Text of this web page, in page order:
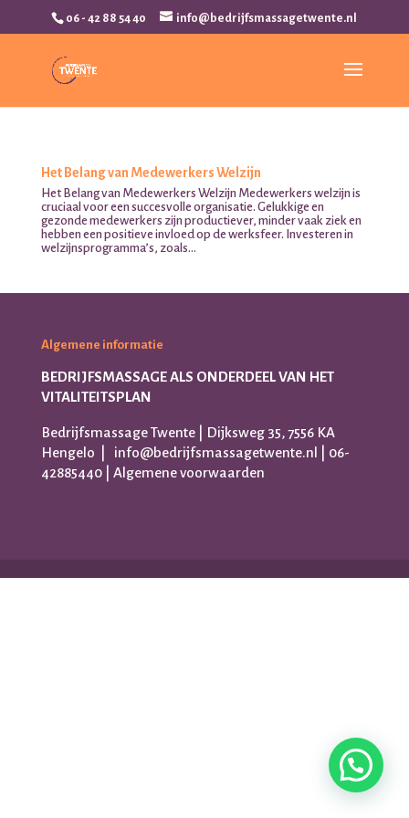
06 - 42 88 54 40 info@bedrijfsmassagetwente.nl
Het Belang van Medewerkers Welzijn
Het Belang van Medewerkers Welzijn Medewerkers welzijn is
cruciaal voor een succesvolle organisatie. Gelukkige en
gezonde medewerkers zijn productiever, minder vaak ziek en
hebben een positieve invloed op de werksfeer. Investeren in
welzijnsprogramma’s, zoals...
Algemene informatie
BEDRIJFSMASSAGE ALS ONDERDEEL VAN HET
VITALITEITSPLAN
Bedrijfsmassage Twente | Dijksweg 35, 7556 KA
Hengelo | info@bedrijfsmassagetwente.nl
06-
42885440| Algemene voorwaarden